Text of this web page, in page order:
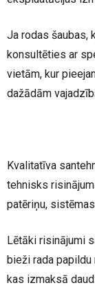
Ja rodas šaubas,
konsultēties ar
vietām, kur
dažādām
Kvalitatīva
tehnisks
patēriņu,
Lētāki risinājumi
bieži rada
kas izmaksā